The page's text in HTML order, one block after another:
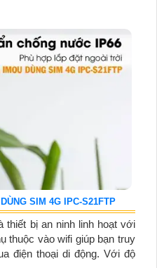
SIM 4G IPC-S21FTP
thiết bị an ninh linh hoạt với
thuộc vào wifi giúp bạn truy
điện thoại di động. Với độ